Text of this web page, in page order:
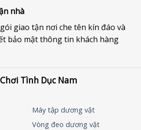
nhà
giao tận nơi che tên kín đáo và
bảo mật thông tin khách hàng
Tình Dục Nam
Máy tập dương vật
Vòng đeo dương vật